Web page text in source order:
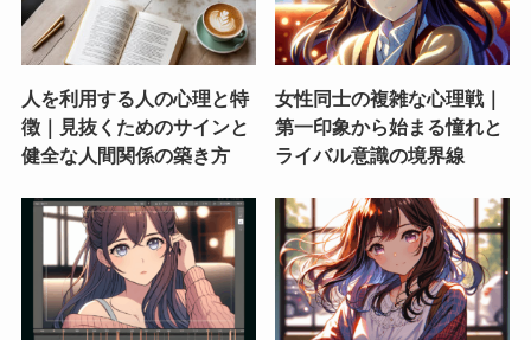
人を利用する人の心理と特
徴｜見抜くためのサインと
健全な人間関係の築き方
女性同士の複雑な心理戦｜
第一印象から始まる憧れと
ライバル意識の境界線